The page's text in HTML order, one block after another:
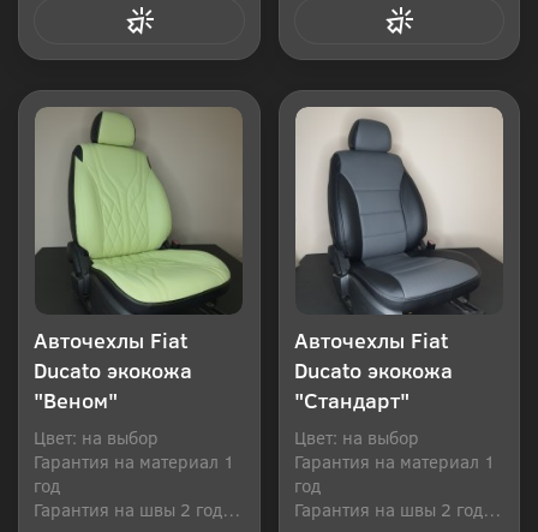
Авточехлы Fiat
Ducato экокожа
"Веном"
Цвет: на выбор
Гарантия на материал 1
год
Гарантия на швы 2 года
Авточехлы Fiat
Ducato экокожа
"Стандарт"
Цвет: на выбор
Гарантия на материал 1
год
Гарантия на швы 2 года